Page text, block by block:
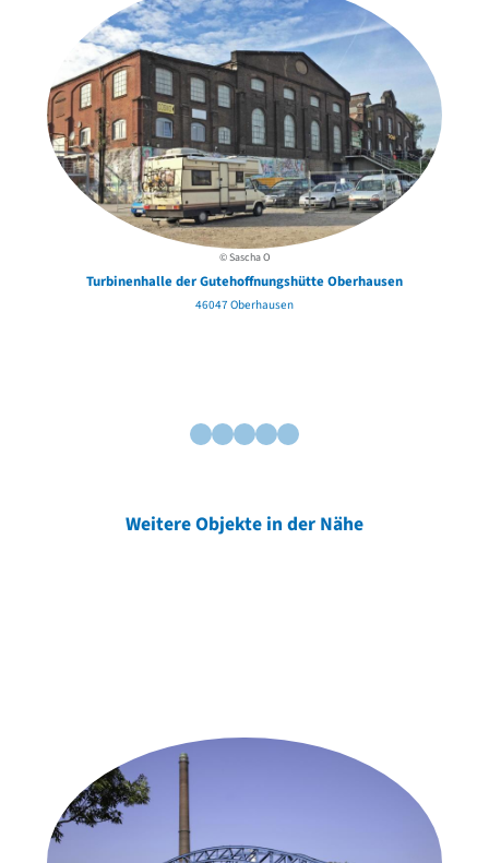
© Sascha O
Turbinenhalle der Gutehoffnungshütte Oberhausen
46047 Oberhausen
Weitere Objekte in der Nähe